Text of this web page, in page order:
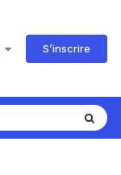
S’inscrire